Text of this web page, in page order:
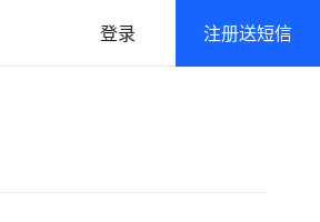
群呼
业解决方案
数据防护
登录 注册送短信